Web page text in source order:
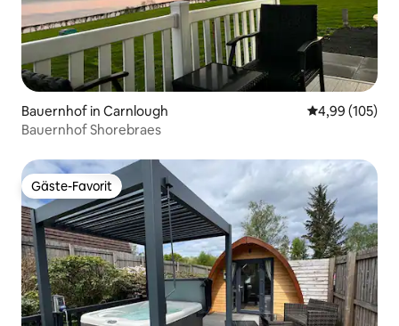
Bauernhof in Carnlough
4,99 (105)
Bauernhof Shorebraes
Gäste-Favorit
Gäste-Favorit